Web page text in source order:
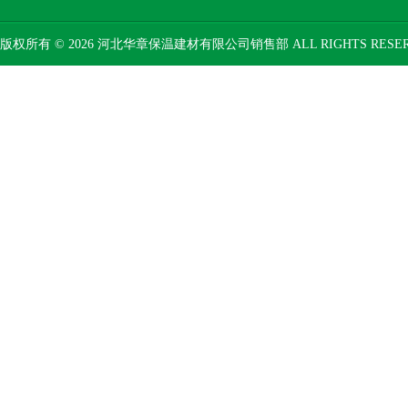
版权所有 © 2026 河北华章保温建材有限公司销售部 ALL RIGHTS